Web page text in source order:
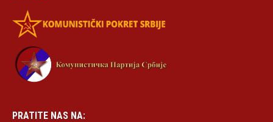
PRATITE NAS NA: